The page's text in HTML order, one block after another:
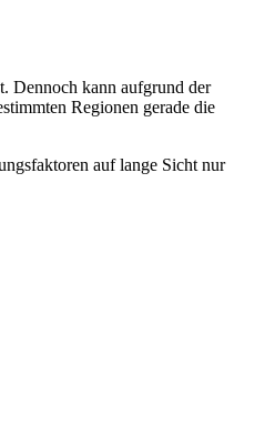
Dennoch kann aufgrund der
Regionen gerade die
auf lange Sicht nur